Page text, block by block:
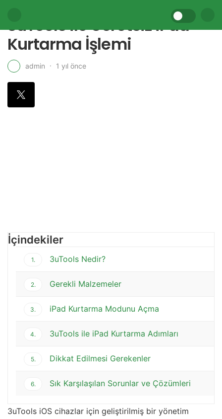
3uTools ile Ücretsiz iPad
Kurtarma İşlemi
admin 1 yıl önce
İçindekiler
1. 3uTools Nedir?
2. Gerekli Malzemeler
3. iPad Kurtarma Modunu Açma
4. 3uTools ile iPad Kurtarma Adımları
5. Dikkat Edilmesi Gerekenler
6. Sık Karşılaşılan Sorunlar ve Çözümleri
3uTools iOS cihazlar için geliştirilmiş bir yönetim